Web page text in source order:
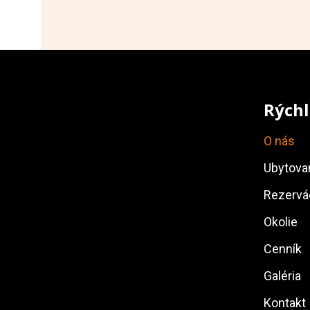
O nás
Okolie
Cenník
Galéria
Kontakt